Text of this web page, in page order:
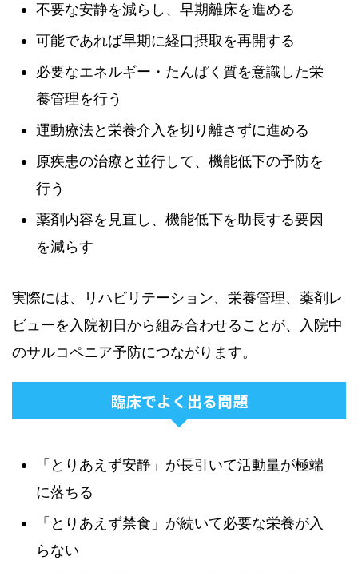
不要な安静を減らし、早期離床を進める
可能であれば早期に経口摂取を再開する
必要なエネルギー・たんぱく質を意識した栄
養管理を行う
運動療法と栄養介入を切り離さずに進める
原疾患の治療と並行して、機能低下の予防を
行う
薬剤内容を見直し、機能低下を助長する要因
を減らす
実際には、リハビリテーション、栄養管理、薬剤レ
ビューを入院初日から組み合わせることが、入院中
のサルコペニア予防につながります。
臨床でよく出る問題
「とりあえず安静」が長引いて活動量が極端
に落ちる
「とりあえず禁食」が続いて必要な栄養が入
らない